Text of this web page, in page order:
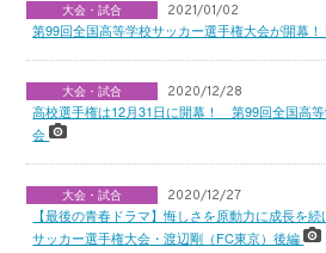
大会・試合 2021/01/02
第99回全国高等学校サッカー選手権大会が開幕！
大会・試合 2020/12/28
高校選手権は12月31日に開幕！ 第99回全国高
会
大会・試合 2020/12/27
【最後の青春ドラマ】悔しさを原動力に成長を
サッカー選手権大会・渡辺剛（FC東京）後編